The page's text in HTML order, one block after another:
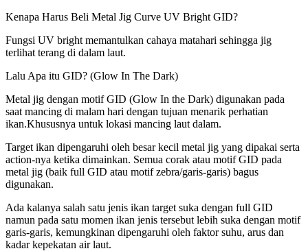
Kenapa Harus Beli Metal Jig Curve UV Bright GID?
Fungsi UV bright memantulkan cahaya matahari sehingga jig
terlihat terang di dalam laut.
Lalu Apa itu GID? (Glow In The Dark)
Metal jig dengan motif GID (Glow In the Dark) digunakan pada
saat mancing di malam hari dengan tujuan menarik perhatian
ikan.Khususnya untuk lokasi mancing laut dalam.
Target ikan dipengaruhi oleh besar kecil metal jig yang dipakai serta
action-nya ketika dimainkan. Semua corak atau motif GID pada
metal jig (baik full GID atau motif zebra/garis-garis) bagus
digunakan.
Ada kalanya salah satu jenis ikan target suka dengan full GID
namun pada satu momen ikan jenis tersebut lebih suka dengan motif
garis-garis, kemungkinan dipengaruhi oleh faktor suhu, arus dan
kadar kepekatan air laut.